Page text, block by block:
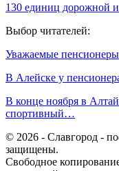
130 единиц дорожной
Выбор читателей:
Уважаемые
В Алейске у
В конце ноября в
спортивный…
© 2026 - Славгород -
защищены.
Свободное